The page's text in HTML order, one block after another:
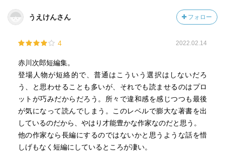
うえけんさん フォロー
4 2022.02.14
赤川次郎短編集。
登場人物が短絡的で、普通はこういう選択はしないだろ
う、と思わせることも多いが、それでも読ませるのはプロ
ットが巧みだからだろう。所々で違和感を感じつつも最後
が気になって読んでしまう。このレベルで膨大な著書を出
しているのだから、やはり才能豊かな作家なのだと思う。
他の作家なら長編にするのではないかと思うような話を惜
しげもなく短編にしているところが凄い。